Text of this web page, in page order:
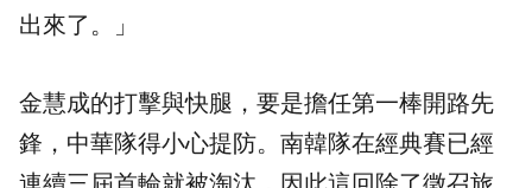
出來了。」
金慧成的打擊與快腿，要是擔任第一棒開路先
鋒，中華隊得小心提防。南韓隊在經典賽已經